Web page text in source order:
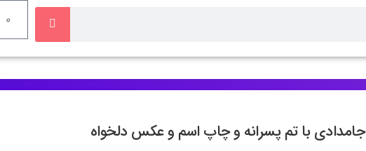
0
جامدادی با تم پسرانه و چاپ اسم و عکس دلخواه